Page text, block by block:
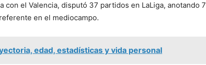
con el Valencia, disputó 37 partidos en LaLiga, anotando 7
en el mediocampo.
edad, estadísticas y vida personal